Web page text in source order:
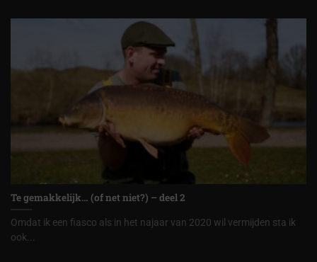
Te gemakkelijk… (of net niet?) – deel 2
Omdat ik een fiasco als in het najaar van 2020 wil vermijden sta ik
ook...